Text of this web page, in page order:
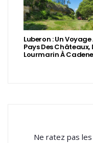
Luberon : Un Voyage
Pays Des Châteaux,
Lourmarin À
Ne ratez pas